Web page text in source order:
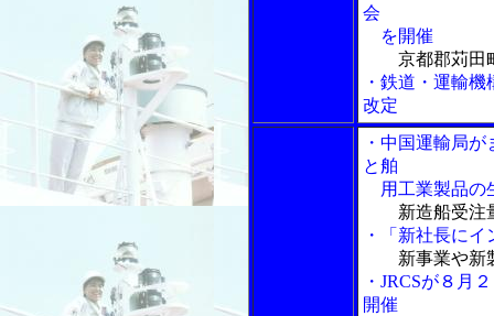
会
を開催
京都郡苅田
・鉄道・運輸
改定
・中国運輸局
と舶
用工業製品の
新造船受注
・「新社長に
新事業や新
・JRCSが８月
開催